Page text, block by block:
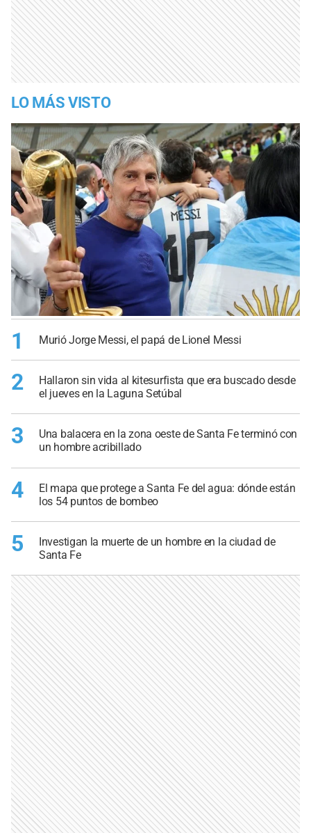
LO MÁS VISTO
1 Murió Jorge Messi, el papá de Lionel Messi
2
Hallaron sin vida al kitesurfista que era buscado desde
el jueves en la Laguna Setúbal
3
Una balacera en la zona oeste de Santa Fe terminó con
un hombre acribillado
4
El mapa que protege a Santa Fe del agua: dónde están
los 54 puntos de bombeo
5
Investigan la muerte de un hombre en la ciudad de
Santa Fe